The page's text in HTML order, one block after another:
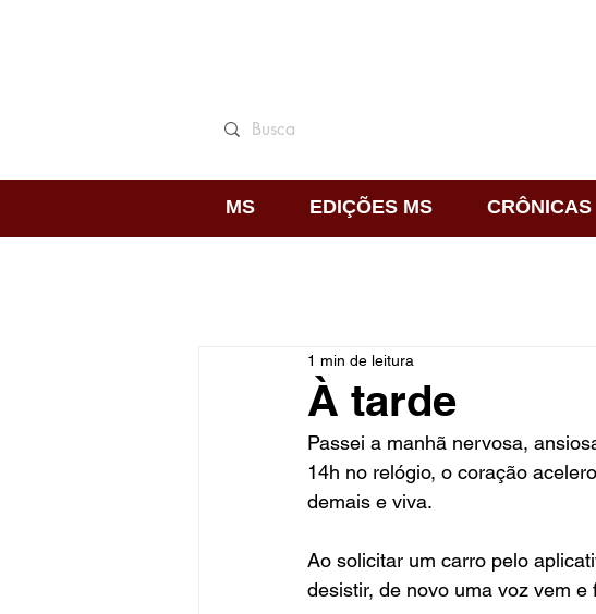
MS EDIÇÕES MS CRÔNICAS
À tarde
1 min de leitura
Passei a manhã nervosa,
14h no relógio, o coração
demais e viva.
Ao solicitar um carro pelo
desistir, de novo uma voz vem